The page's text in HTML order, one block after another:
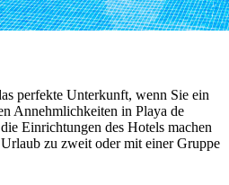
perfekte Unterkunft, wenn Sie ein
Annehmlichkeiten in Playa de
Einrichtungen des Hotels machen
zu zweit oder mit einer Gruppe